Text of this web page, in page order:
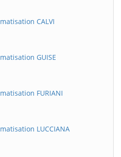
CALVI
GUISE
FURIANI
LUCCIANA